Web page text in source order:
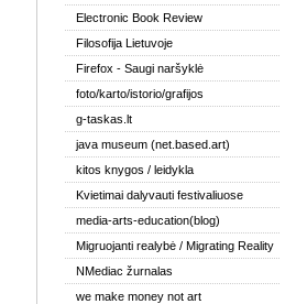
Electronic Book Review
Filosofija Lietuvoje
Firefox - Saugi naršyklė
foto/karto/istorio/grafijos
g-taskas.lt
java museum (net.based.art)
kitos knygos / leidykla
Kvietimai dalyvauti festivaliuose
media-arts-education(blog)
Migruojanti realybė / Migrating Reality
NMediac žurnalas
we make money not art